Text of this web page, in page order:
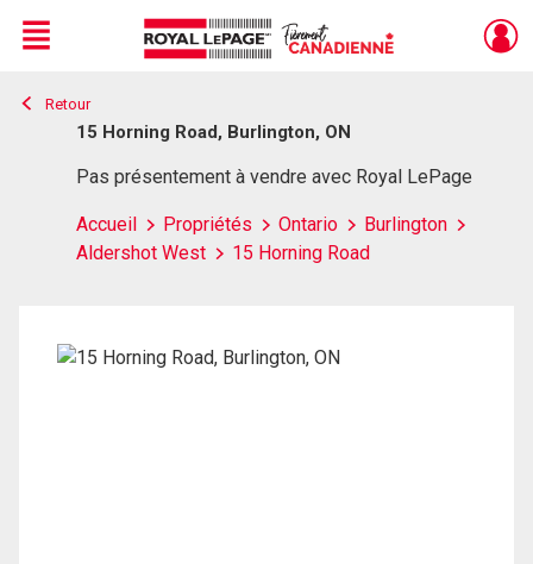
Live
En Direct
Menu
Retour
15 Horning Road, Burlington, ON
Pas présentement à vendre avec Royal LePage
Accueil Propriétés Ontario
Burlington
Aldershot West
15 Horning Road